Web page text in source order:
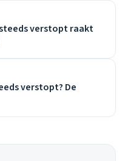
verstopt raakt
verstopt? De